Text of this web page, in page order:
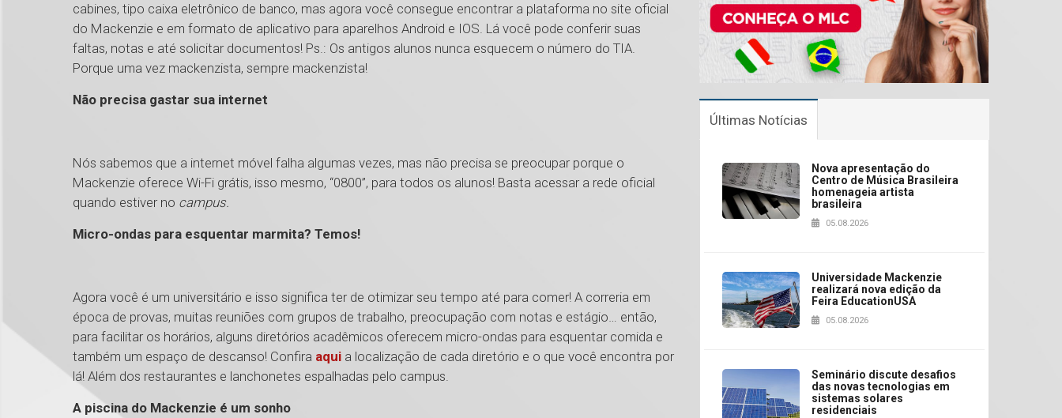
cabines, tipo caixa eletrônico de banco, mas agora você consegue encontrar a plataforma no site oficial
do Mackenzie e em formato de aplicativo para aparelhos Android e IOS. Lá você pode conferir suas
faltas, notas e até solicitar documentos! Ps.: Os antigos alunos nunca esquecem o número do TIA.
Porque uma vez mackenzista, sempre mackenzista!
Não precisa gastar sua internet
Nós sabemos que a internet móvel falha algumas vezes, mas não precisa se preocupar porque o
Mackenzie oferece Wi-Fi grátis, isso mesmo, “0800”, para todos os alunos! Basta acessar a rede oficial
quando estiver no campus.
Micro-ondas para esquentar marmita? Temos!
Agora você é um universitário e isso significa ter de otimizar seu tempo até para comer! A correria em
época de provas, muitas reuniões com grupos de trabalho, preocupação com notas e estágio… então,
para facilitar os horários, alguns diretórios acadêmicos oferecem micro-ondas para esquentar comida e
também um espaço de descanso! Confira aqui a localização de cada diretório e o que você encontra por
lá! Além dos restaurantes e lanchonetes espalhadas pelo campus.
A piscina do Mackenzie é um sonho
Últimas Notícias
Nova apresentação do
Centro de Música Brasileira
homenageia artista
brasileira
05.08.2026
Universidade Mackenzie
realizará nova edição da
Feira EducationUSA
05.08.2026
Seminário discute desafios
das novas tecnologias em
sistemas solares
residenciais